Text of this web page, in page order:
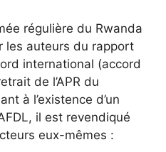
régulière du Rwanda
les auteurs du rapport
international (accord
de l’APR du
à l’existence d’un
il est revendiqué
eux-mêmes :